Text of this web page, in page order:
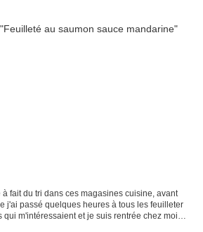
fait du tri dans ces magasines cuisine, avant
j'ai passé quelques heures à tous les feuilleter
qui m'intéressaient et je suis rentrée chez moi